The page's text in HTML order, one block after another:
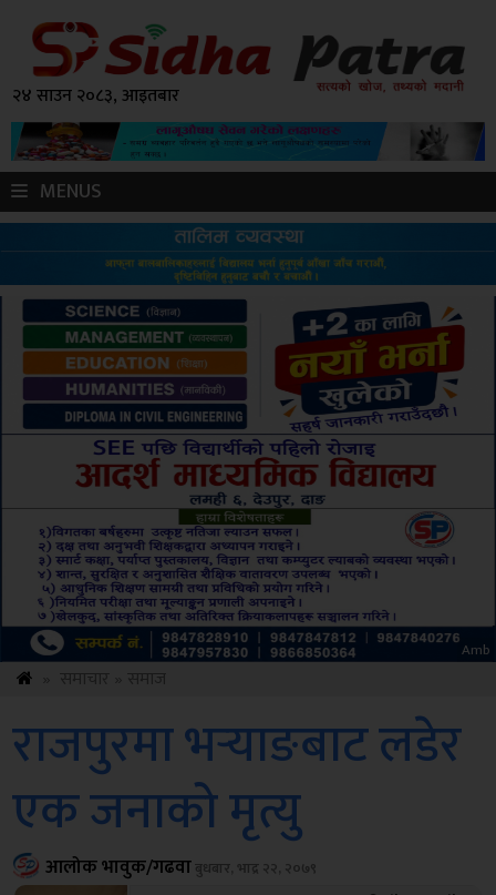
२४ साउन २०८३, आइतबार
MENUS
Sdc
राजपुरमा भर्‍याङबाट लडेर
एक जनाको मृत्यु
आलोक भावुक/गढवाबुधबार, भाद्र २२, २०७९